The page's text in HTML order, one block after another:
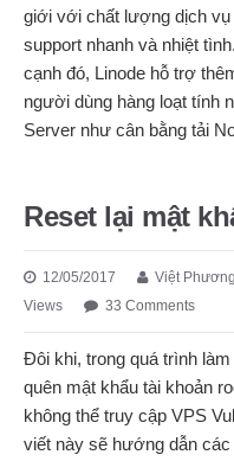
giới với chất lượng dịch vụ
support nhanh và nhiệt
cạnh đó, Linode hỗ trợ
người dùng hàng loạt tính
Server như cân bằng tải
Reset lại mật
12/05/2017 Việt Phương
Views
33 Comments
Đôi khi, trong quá trình
quên mật khẩu tài khoản
không thể truy cập VPS
viết này sẽ hướng dẫn các